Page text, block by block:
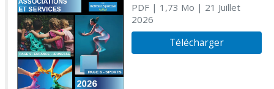
PDF| 1,73 Mo | 21 Juillet
2026
Télécharger